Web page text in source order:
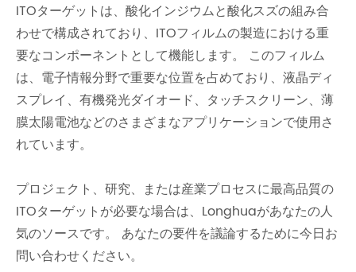
ITOターゲットは、酸化インジウムと酸化スズの組み合
わせで構成されており、ITOフィルムの製造における重
要なコンポーネントとして機能します。 このフィルム
は、電子情報分野で重要な位置を占めており、液晶ディ
スプレイ、有機発光ダイオード、タッチスクリーン、薄
膜太陽電池などのさまざまなアプリケーションで使用さ
れています。
プロジェクト、研究、または産業プロセスに最高品質の
ITOターゲットが必要な場合は、Longhuaがあなたの人
気のソースです。 あなたの要件を議論するために今日お
問い合わせください。